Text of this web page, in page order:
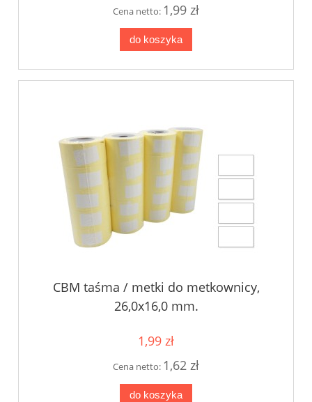
Cena netto: 1,99 zł
do koszyka
CBM taśma / metki do metkownicy,
26,0x16,0 mm.
1,99 zł
Cena netto: 1,62 zł
do koszyka